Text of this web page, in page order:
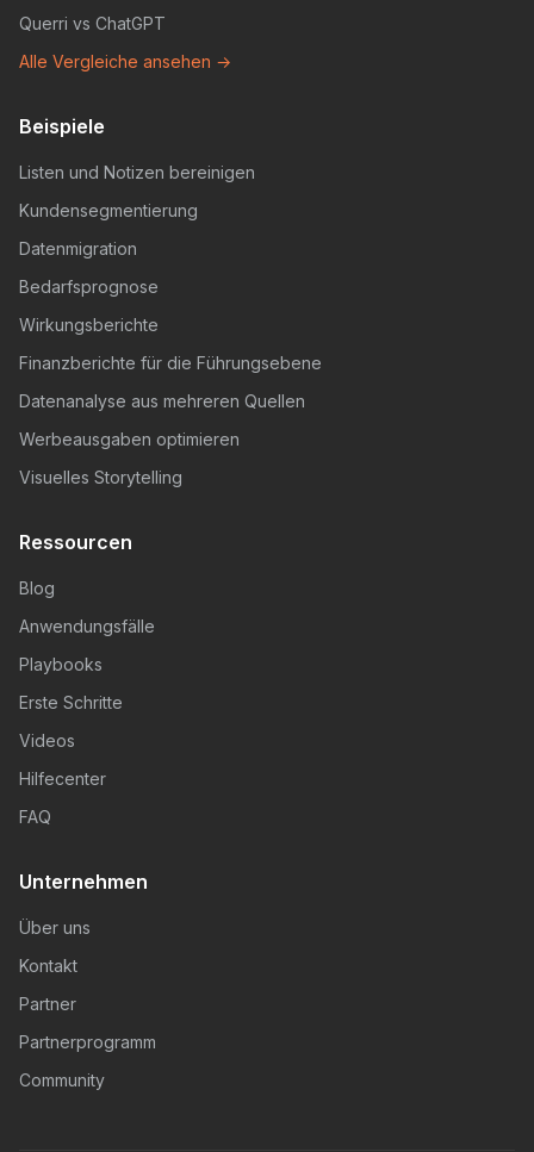
Querri vs ChatGPT
Alle Vergleiche ansehen →
Beispiele
Listen und Notizen bereinigen
Kundensegmentierung
Datenmigration
Bedarfsprognose
Wirkungsberichte
Finanzberichte für die Führungsebene
Datenanalyse aus mehreren Quellen
Werbeausgaben optimieren
Visuelles Storytelling
Ressourcen
Blog
Anwendungsfälle
Playbooks
Erste Schritte
Videos
Hilfecenter
FAQ
Unternehmen
Über uns
Kontakt
Partner
Partnerprogramm
Community